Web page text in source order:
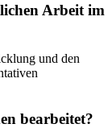
Arbeit im
und den
bearbeitet?